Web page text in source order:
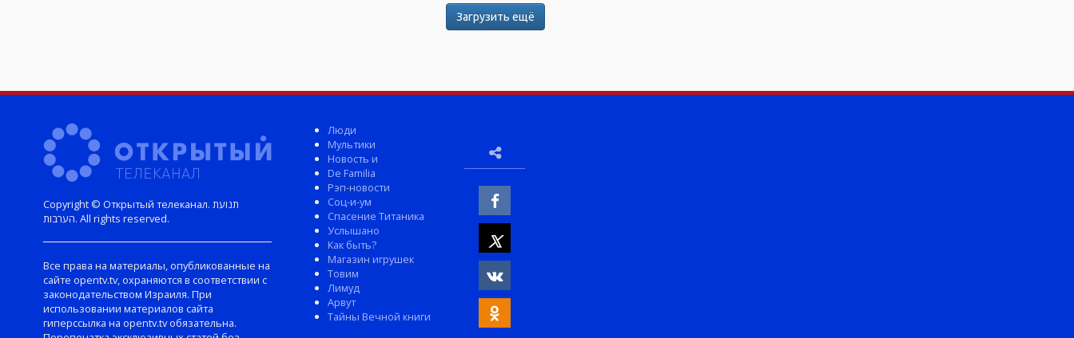
Загрузить ещё
Copyright © Открытый телеканал. תנועת
הערבות. All rights reserved.
Все права на материалы, опубликованные на
сайте opentv.tv, охраняются в соответствии с
законодательством Израиля. При
использовании материалов сайта
гиперссылка на opentv.tv обязательна.
Люди
Мультики
Новость и
De Familia
Рэп-новости
Соц-и-ум
Спасение Титаника
Услышано
Как быть?
Магазин игрушек
Товим
Лимуд
Арвут
Тайны Вечной книги